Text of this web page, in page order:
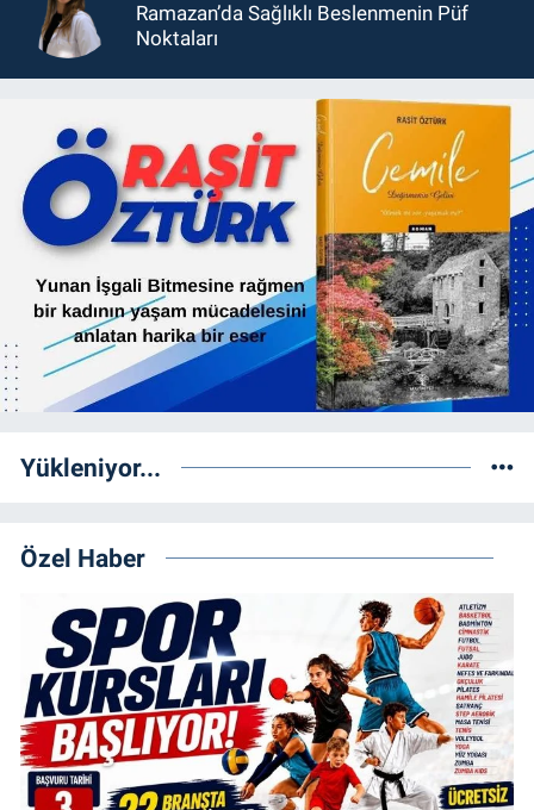
Ramazan’da Sağlıklı Beslenmenin Püf
Noktaları
Yükleniyor...
Özel Haber